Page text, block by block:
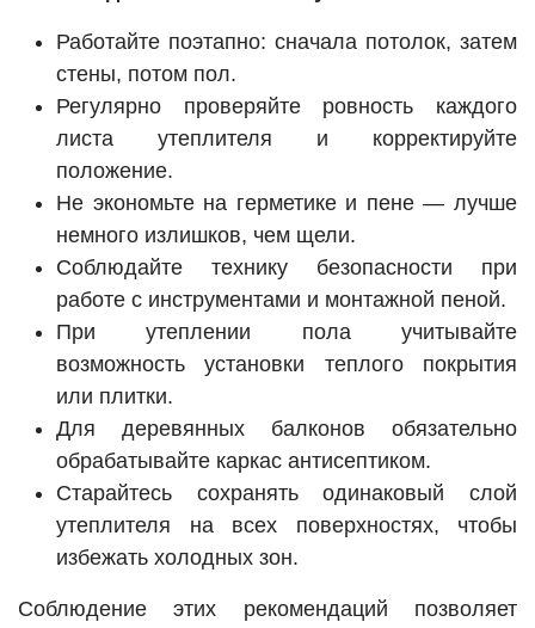
Работайте поэтапно: сначала потолок, затем
стены, потом пол.
Регулярно проверяйте ровность каждого
листа утеплителя и корректируйте
положение.
Не экономьте на герметике и пене — лучше
немного излишков, чем щели.
Соблюдайте технику безопасности при
работе с инструментами и монтажной пеной.
При утеплении пола учитывайте
возможность установки теплого покрытия
или плитки.
Для деревянных балконов обязательно
обрабатывайте каркас антисептиком.
Старайтесь сохранять одинаковый слой
утеплителя на всех поверхностях, чтобы
избежать холодных зон.
Соблюдение этих рекомендаций позволяет